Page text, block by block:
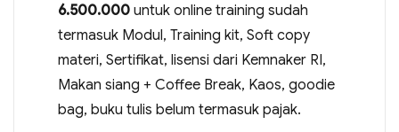
6.500.000untuk online training sudah
termasuk Modul, Training kit, Soft copy
materi, Sertifikat, lisensi dari Kemnaker RI,
Makan siang + Coffee Break, Kaos, goodie
bag, buku tulis belum termasuk pajak.